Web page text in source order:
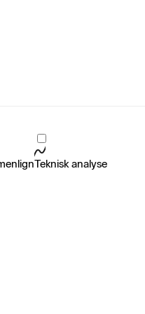
Teknisk analyse